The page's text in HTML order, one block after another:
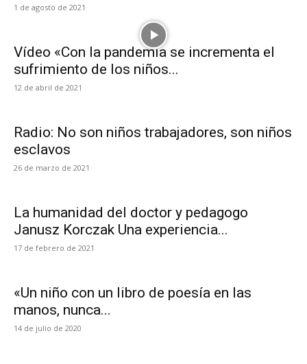
1 de agosto de 2021
Vídeo «Con la pandemia se incrementa el
sufrimiento de los niños...
12 de abril de 2021
Radio: No son niños trabajadores, son niños
esclavos
26 de marzo de 2021
La humanidad del doctor y pedagogo
Janusz Korczak Una experiencia...
17 de febrero de 2021
«Un niño con un libro de poesía en las
manos, nunca...
14 de julio de 2020